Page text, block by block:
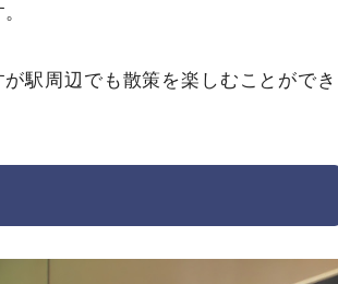
駅周辺でも散策を楽しむことができ